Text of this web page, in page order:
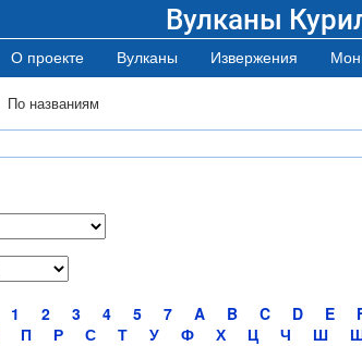
Вулканы
О проекте Вулканы Извержения
По названиям
1 2 3 4 5 7 A B C D E
П Р С Т У Ф Х Ц Ч Ш